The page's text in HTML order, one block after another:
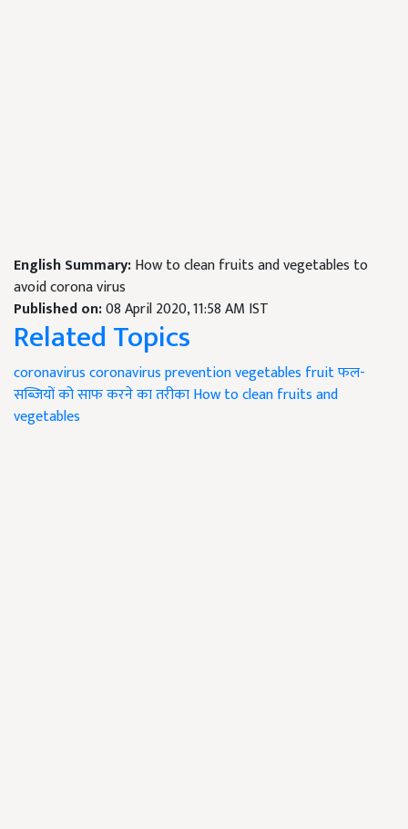
English Summary:How to clean fruits and vegetables to
avoid corona virus
Published on:08 April 2020, 11:58 AM IST
Related Topics
coronaviruscoronavirus preventionvegetables fruitफल-
सब्जियों को साफ करने का तरीकाHow to clean fruits and
vegetables